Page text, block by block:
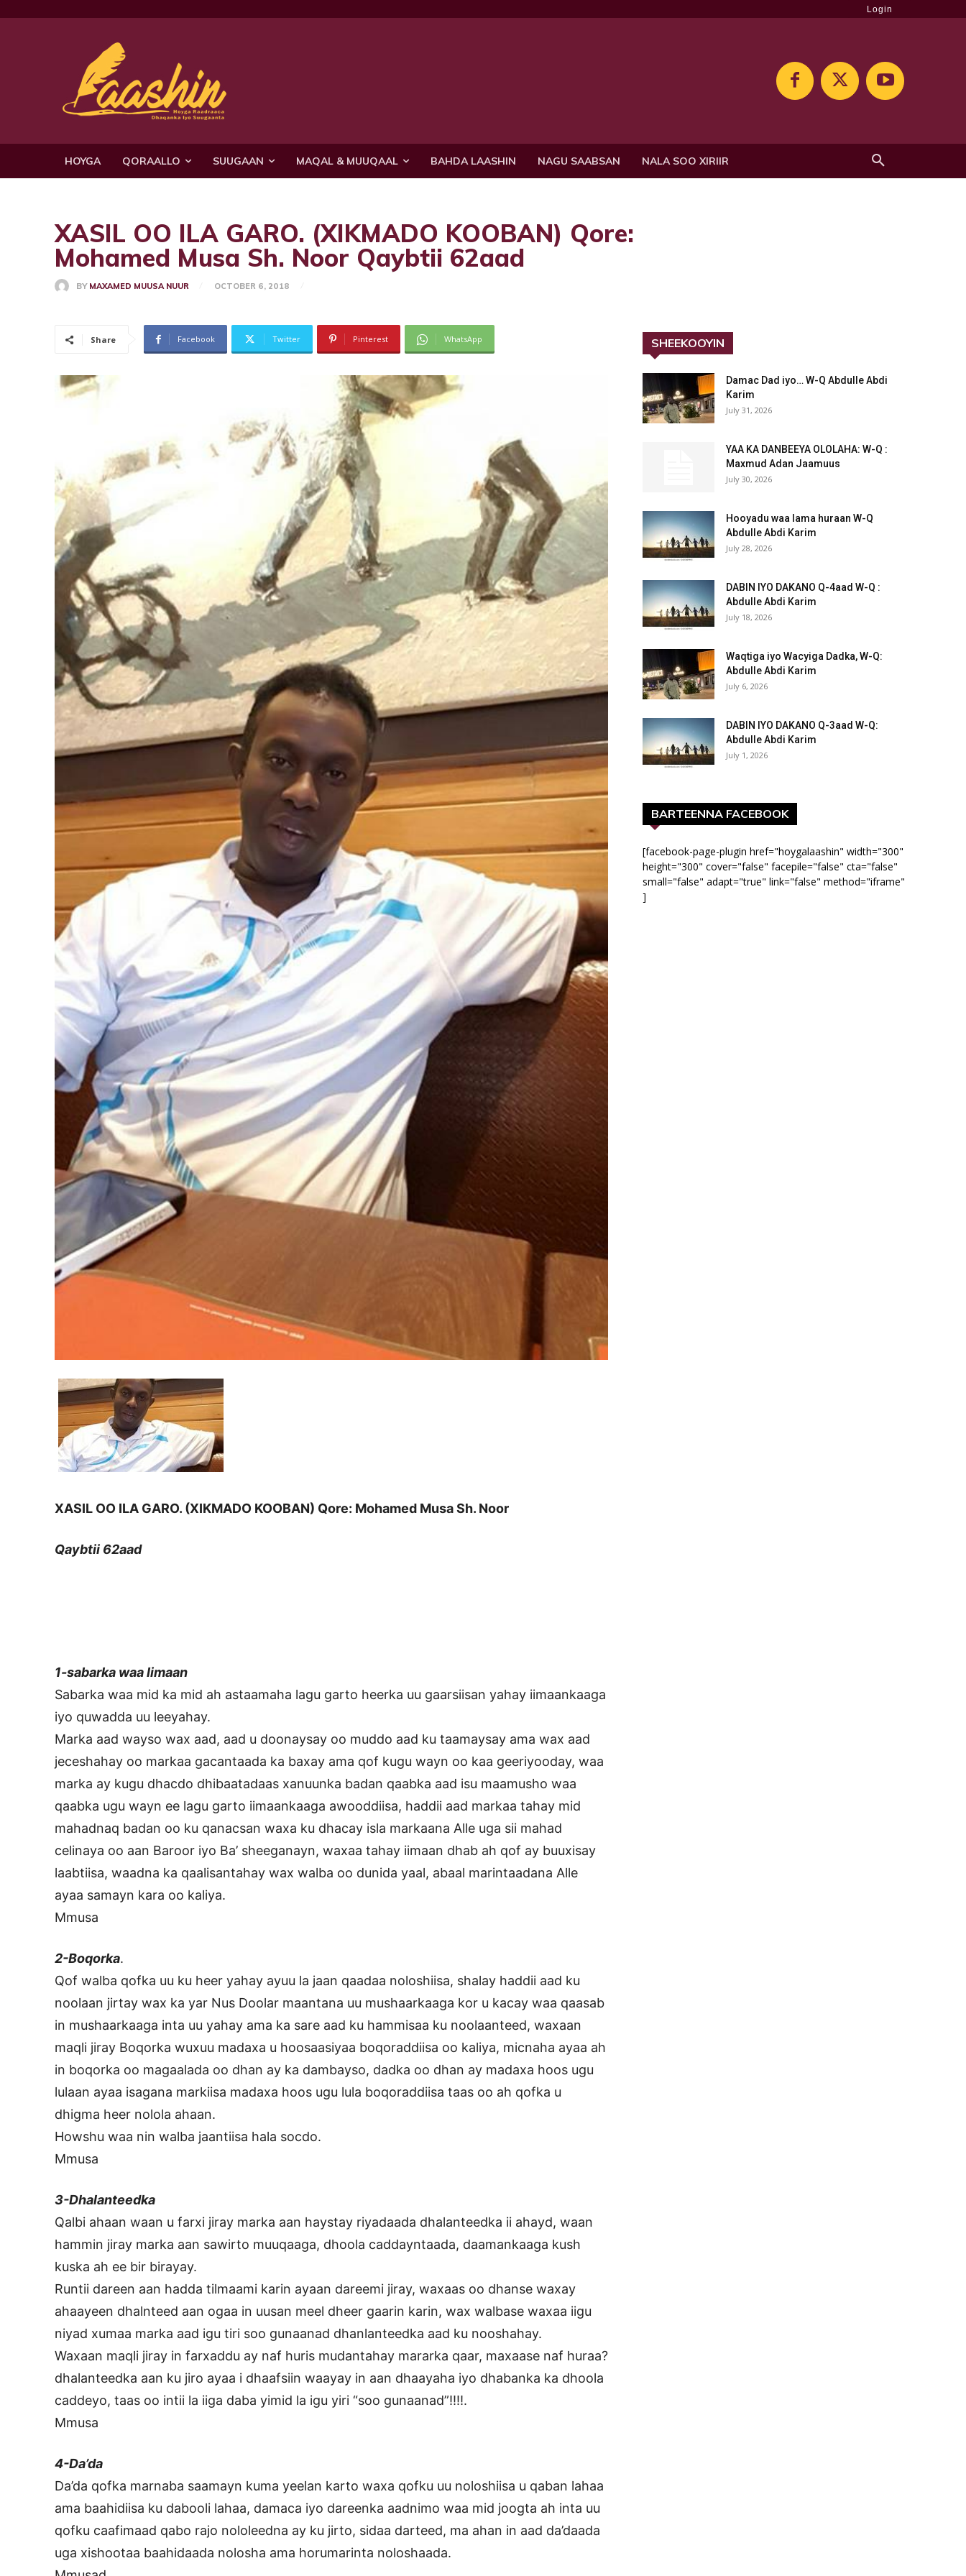
Login
HOYGA QORAALLO SUUGAAN MAQAL & MUUQAAL BAHDA LAASHIN NAGU SAABSAN NALA SOO XIRIIR
XASIL OO ILA GARO. (XIKMADO KOOBAN) Qore:
Mohamed Musa Sh. Noor Qaybtii 62aad
BY MAXAMED MUUSA NUUR OCTOBER 6, 2018
Share Facebook Twitter Pinterest WhatsApp
XASIL OO ILA GARO. (XIKMADO KOOBAN) Qore: Mohamed Musa Sh. Noor
Qaybtii 62aad
1-sabarka waa Iimaan
Sabarka waa mid ka mid ah astaamaha lagu garto heerka uu gaarsiisan yahay iimaankaaga
iyo quwadda uu leeyahay.
Marka aad wayso wax aad, aad u doonaysay oo muddo aad ku taamaysay ama wax aad
jeceshahay oo markaa gacantaada ka baxay ama qof kugu wayn oo kaa geeriyooday, waa
marka ay kugu dhacdo dhibaatadaas xanuunka badan qaabka aad isu maamusho waa
qaabka ugu wayn ee lagu garto iimaankaaga awooddiisa, haddii aad markaa tahay mid
mahadnaq badan oo ku qanacsan waxa ku dhacay isla markaana Alle uga sii mahad
celinaya oo aan Baroor iyo Ba’ sheeganayn, waxaa tahay iimaan dhab ah qof ay buuxisay
laabtiisa, waadna ka qaalisantahay wax walba oo dunida yaal, abaal marintaadana Alle
ayaa samayn kara oo kaliya.
Mmusa
2-Boqorka.
Qof walba qofka uu ku heer yahay ayuu la jaan qaadaa noloshiisa, shalay haddii aad ku
noolaan jirtay wax ka yar Nus Doolar maantana uu mushaarkaaga kor u kacay waa qaasab
in mushaarkaaga inta uu yahay ama ka sare aad ku hammisaa ku noolaanteed, waxaan
maqli jiray Boqorka wuxuu madaxa u hoosaasiyaa boqoraddiisa oo kaliya, micnaha ayaa ah
in boqorka oo magaalada oo dhan ay ka dambayso, dadka oo dhan ay madaxa hoos ugu
lulaan ayaa isagana markiisa madaxa hoos ugu lula boqoraddiisa taas oo ah qofka u
dhigma heer nolola ahaan.
Howshu waa nin walba jaantiisa hala socdo.
Mmusa
3-Dhalanteedka
Qalbi ahaan waan u farxi jiray marka aan haystay riyadaada dhalanteedka ii ahayd, waan
hammin jiray marka aan sawirto muuqaaga, dhoola caddayntaada, daamankaaga kush
kuska ah ee bir birayay.
Runtii dareen aan hadda tilmaami karin ayaan dareemi jiray, waxaas oo dhanse waxay
ahaayeen dhalnteed aan ogaa in uusan meel dheer gaarin karin, wax walbase waxaa iigu
niyad xumaa marka aad igu tiri soo gunaanad dhanlanteedka aad ku nooshahay.
Waxaan maqli jiray in farxaddu ay naf huris mudantahay mararka qaar, maxaase naf huraa?
dhalanteedka aan ku jiro ayaa i dhaafsiin waayay in aan dhaayaha iyo dhabanka ka dhoola
caddeyo, taas oo intii la iiga daba yimid la igu yiri “soo gunaanad”!!!!.
Mmusa
4-Da’da
Da’da qofka marnaba saamayn kuma yeelan karto waxa qofku uu noloshiisa u qaban lahaa
ama baahidiisa ku dabooli lahaa, damaca iyo dareenka aadnimo waa mid joogta ah inta uu
qofku caafimaad qabo rajo nololeedna ay ku jirto, sidaa darteed, ma ahan in aad da’daada
uga xishootaa baahidaada nolosha ama horumarinta noloshaada.
SHEEKOOYIN
Damac Dad iyo… W-Q Abdulle Abdi
Karim
July 31, 2026
YAA KA DANBEEYA OLOLAHA: W-Q :
Maxmud Adan Jaamuus
July 30, 2026
Hooyadu waa lama huraan W-Q
Abdulle Abdi Karim
July 28, 2026
DABIN IYO DAKANO Q-4aad W-Q :
Abdulle Abdi Karim
July 18, 2026
Waqtiga iyo Wacyiga Dadka, W-Q:
Abdulle Abdi Karim
July 6, 2026
DABIN IYO DAKANO Q-3aad W-Q:
Abdulle Abdi Karim
July 1, 2026
BARTEENNA FACEBOOK
[facebook-page-plugin href="hoygalaashin" width="300"
height="300" cover="false" facepile="false" cta="false"
small="false" adapt="true" link="false" method="iframe"
]